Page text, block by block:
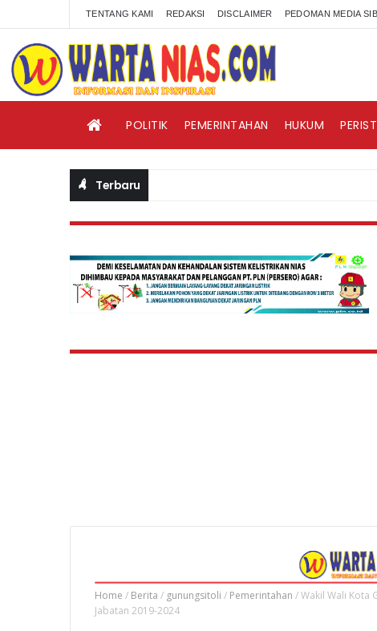
TENTANG KAMI REDAKSI DISCLAIMER PEDOMAN MEDIA
POLITIK PEMERINTAHAN HUKUM
Terbaru
Home / Berita / gunungsitoli / Pemerintahan /Wakil Wali Kota
Jabatan 2019-2024